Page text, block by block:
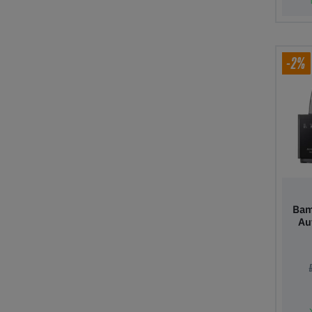
-2%